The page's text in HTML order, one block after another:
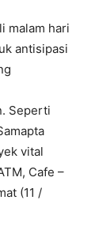
malam hari
antisipasi
Seperti
vital
Cafe –
(11 /